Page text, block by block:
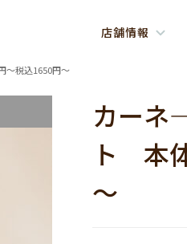
店舗情報
～税込1650円～
カーネ
ト 本
～